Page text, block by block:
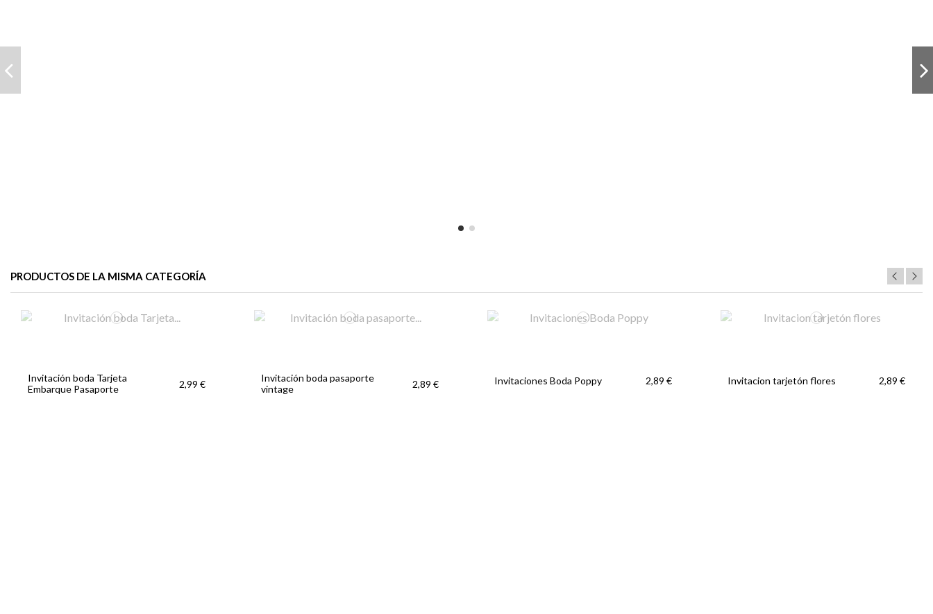
PRODUCTOS DE LA MISMA CATEGORÍA
Invitación boda Tarjeta
Embarque Pasaporte
2,99 €
Invitación boda pasaporte
vintage
2,89 € Invitaciones Boda Poppy 2,89 € Invitacion tarjetón flores 2,89 €